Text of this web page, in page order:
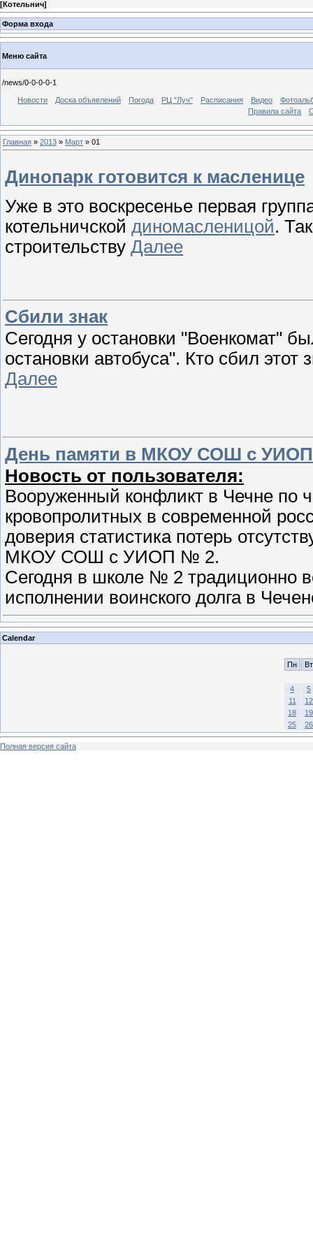
[Котельнич]
Форма входа
Меню сайта
/news/0-0-0-0-1
Новости Доска объявлений Погода РЦ "Луч" Расписания Видео
Правила сайта
Главная » 2013 » Март » 01
Динопарк готовится к масленице
Уже в это воскресенье первая
котельничской диномасленицой.
строительству Далее
Сбили знак
Сегодня у остановки "Военкомат"
остановки автобуса". Кто сбил
Далее
День памяти в МКОУ СОШ с
Новость от пользователя:
Вооруженный конфликт в Чечне по
кровопролитных в современной
доверия статистика потерь
МКОУ СОШ с УИОП № 2.
Сегодня в школе № 2 традиционно
исполнении воинского долга в
Calendar
Пн Вт
4
5
11
12
18
19
25
26
Полная версия сайта